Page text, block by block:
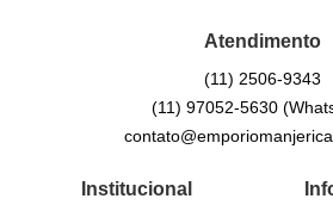
Atendimento
(11) 2506-9343
(11) 97052-5630
Institucional